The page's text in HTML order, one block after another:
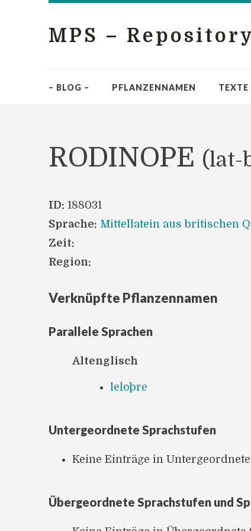
MPS – Repository
– BLOG – PFLANZENNAMEN TEXTE
RODINOPE (lat-
ID: 188031
Sprache: Mittellatein aus britischen
Zeit:
Region:
Verknüpfte Pflanzennamen
Parallele Sprachen
Altenglisch
leloþre
Untergeordnete Sprachstufen
Keine Einträge in
Übergeordnete Sprachstufen und